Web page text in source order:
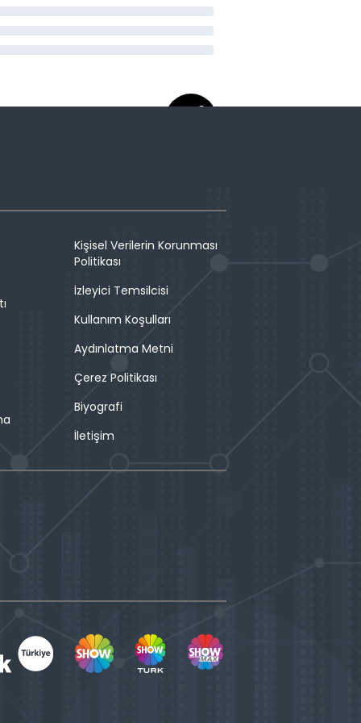
Kişisel Verilerin Korunması
Politikası
İzleyici Temsilcisi
Kullanım Koşulları
Aydınlatma Metni
Çerez Politikası
Biyografi
İletişim